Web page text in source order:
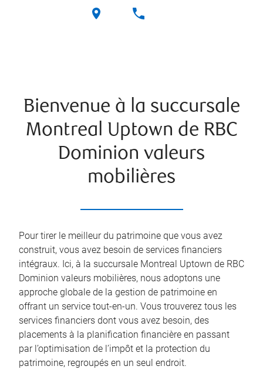
Bienvenue à la succursale
Montreal Uptown de RBC
Dominion valeurs
mobilières
Pour tirer le meilleur du patrimoine que vous avez
construit, vous avez besoin de services financiers
intégraux. Ici, à la succursale Montreal Uptown de RBC
Dominion valeurs mobilières, nous adoptons une
approche globale de la gestion de patrimoine en
offrant un service tout-en-un. Vous trouverez tous les
services financiers dont vous avez besoin, des
placements à la planification financière en passant
par l’optimisation de l’impôt et la protection du
patrimoine, regroupés en un seul endroit.